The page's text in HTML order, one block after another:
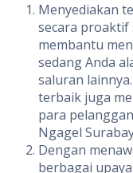
Menyediakan
secara proaktif
membantu
sedang Anda
saluran
terbaik juga
para
Ngagel
Dengan
berbagai